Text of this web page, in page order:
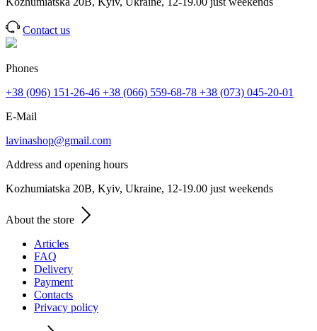
Contact us
Phones
+38 (096) 151-26-46 +38 (066) 559-68-78 +38 (073) 045-20-01
E-Mail
lavinashop@gmail.com
Address and opening hours
Kozhumiatska 20B, Kyiv, Ukraine, 12-19.00 just weekends
About the store
Articles
FAQ
Delivery
Payment
Contacts
Privacy policy